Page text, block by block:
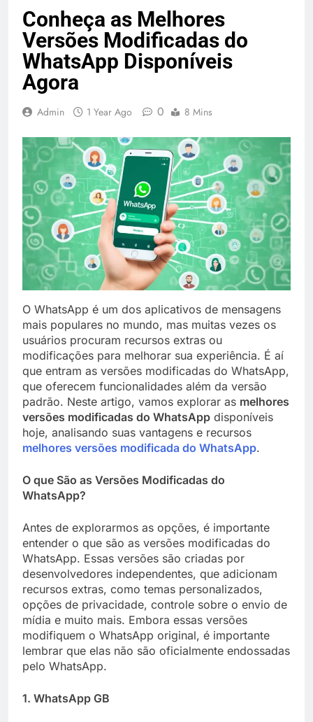
Conheça as Melhores
Versões Modificadas do
WhatsApp Disponíveis
Agora
Admin 1 Year Ago 0 8 Mins
O WhatsApp é um dos aplicativos de mensagens
mais populares no mundo, mas muitas vezes os
usuários procuram recursos extras ou
modificações para melhorar sua experiência. É aí
que entram as versões modificadas do WhatsApp,
que oferecem funcionalidades além da versão
padrão. Neste artigo, vamos explorar as melhores
versões modificadas do WhatsApp disponíveis
hoje, analisando suas vantagens e recursos
melhores versões modificada do WhatsApp.
O que São as Versões Modificadas do
WhatsApp?
Antes de explorarmos as opções, é importante
entender o que são as versões modificadas do
WhatsApp. Essas versões são criadas por
desenvolvedores independentes, que adicionam
recursos extras, como temas personalizados,
opções de privacidade, controle sobre o envio de
mídia e muito mais. Embora essas versões
modifiquem o WhatsApp original, é importante
lembrar que elas não são oficialmente endossadas
pelo WhatsApp.
1. WhatsApp GB